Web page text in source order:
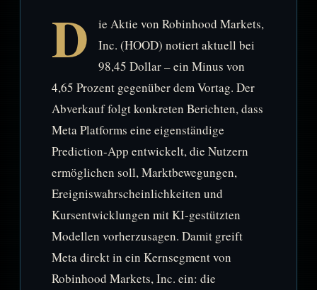
D
ie Aktie von Robinhood Markets,
Inc. (HOOD) notiert aktuell bei
98,45 Dollar – ein Minus von
4,65 Prozent gegenüber dem Vortag. Der
Abverkauf folgt konkreten Berichten, dass
Meta Platforms eine eigenständige
Prediction-App entwickelt, die Nutzern
ermöglichen soll, Marktbewegungen,
Ereigniswahrscheinlichkeiten und
Kursentwicklungen mit KI-gestützten
Modellen vorherzusagen. Damit greift
Meta direkt in ein Kernsegment von
Robinhood Markets, Inc. ein: die